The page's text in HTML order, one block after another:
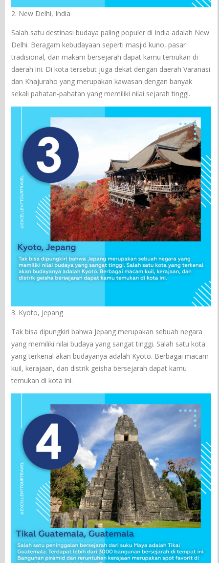
2. New Delhi, India
Salah satu destinasi budaya paling populer di India adalah New
Delhi. Beragam kebudayaan seperti masjid kuno, pasar
tradisional, dan makam bersejarah dapat kamu temukan di
daerah ini. Di kota tersebut juga dekat dengan daerah Varanasi
dan Khajuraho yang merupakan kawasan dengan banyak
sekali pahatan-pahatan yang memiliki nilai sejarah tinggi.
3. Kyoto, Jepang
Tak bisa dipungkiri bahwa Jepang merupakan sebuah negara
yang memiliki nilai budaya yang sangat tinggi. Salah satu kota
yang terkenal akan budayanya adalah Kyoto. Berbagai macam
kuil, kerajaan, dan distrik geisha bersejarah dapat kamu
temukan di kota ini.